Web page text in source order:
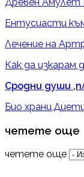
Древен Амулет
Ентусиасти
Лечение на
Как да изкарам
Сродни души
Био
четете още
четете още